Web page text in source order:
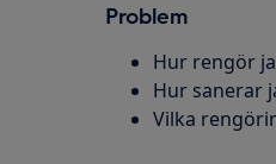
Problem
Hur rengör
Hur sanerar
Vilka